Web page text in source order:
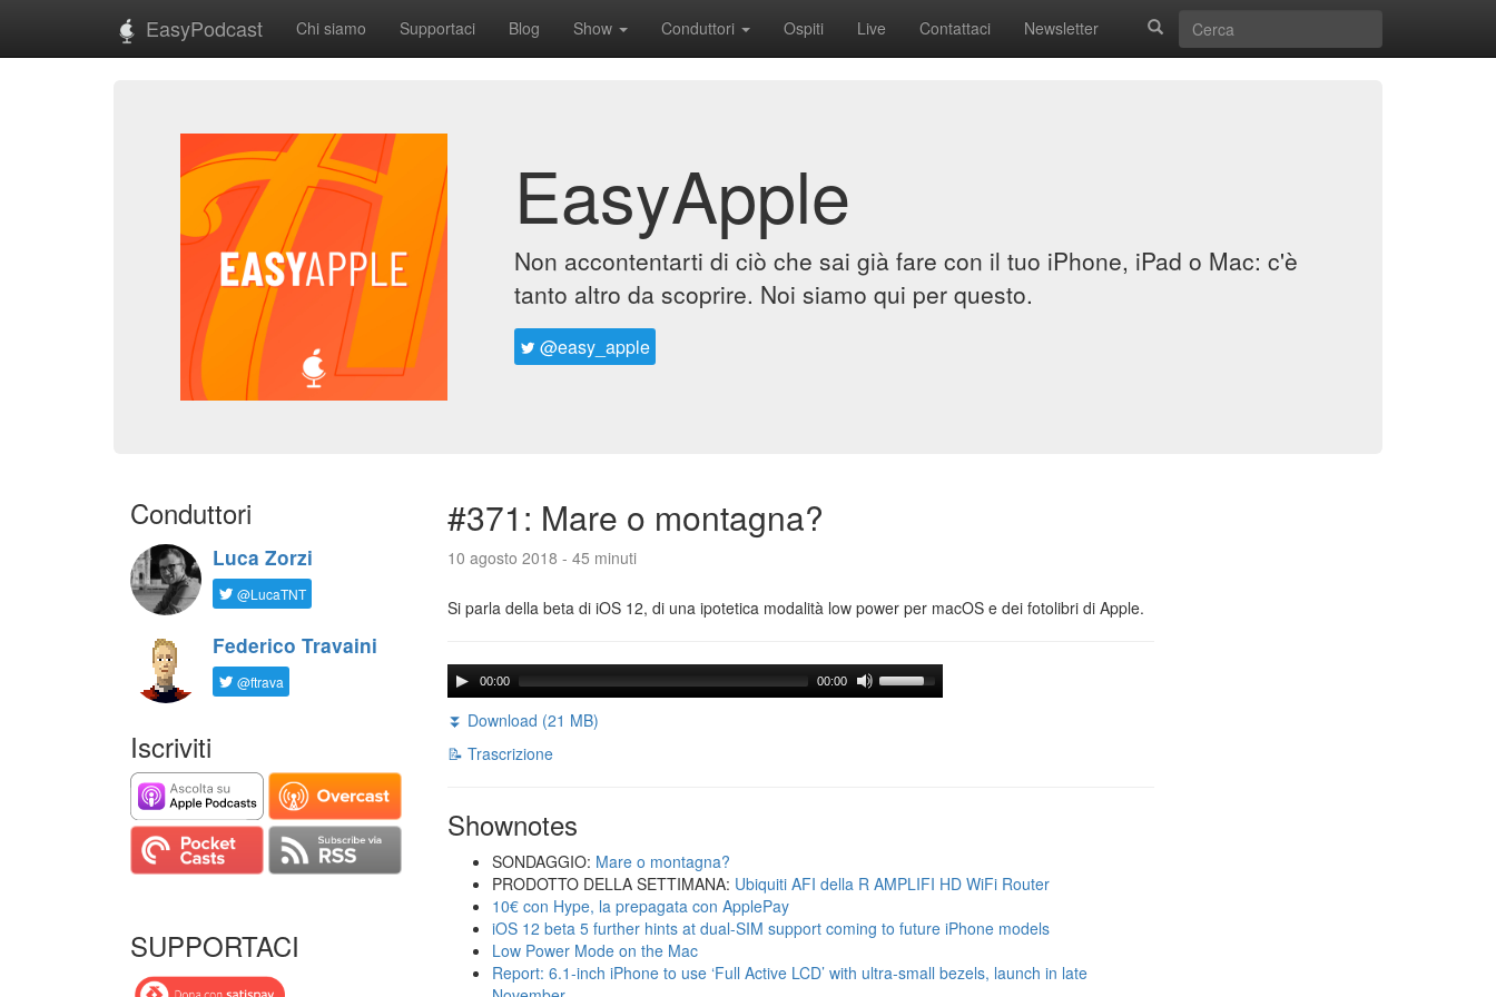
EasyPodcast Chi siamo Supportaci Blog Show Conduttori Ospiti Live Contattaci Newsletter
EasyApple
Non accontentarti di ciò che sai già fare con il tuo iPhone, iPad o Mac: c'è
tanto altro da scoprire. Noi siamo qui per questo.
@easy_apple
Conduttori
Luca Zorzi
@LucaTNT
Federico Travaini
@ftrava
Iscriviti
SUPPORTACI
#371: Mare o montagna?
10 agosto 2018 - 45 minuti
Si parla della beta di iOS 12, di una ipotetica modalità low power per macOS e dei fotolibri di Apple.
00:00 00:00
⏬ Download (21 MB)
📝 Trascrizione
Shownotes
SONDAGGIO: Mare o montagna?
PRODOTTO DELLA SETTIMANA: Ubiquiti AFI della R AMPLIFI HD WiFi Router
10€ con Hype, la prepagata con ApplePay
iOS 12 beta 5 further hints at dual-SIM support coming to future iPhone models
Low Power Mode on the Mac
Report: 6.1-inch iPhone to use ‘Full Active LCD’ with ultra-small bezels, launch in late